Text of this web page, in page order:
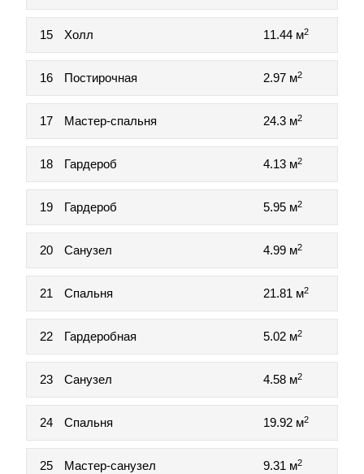
15 Холл 11.44 м2
16 Постирочная 2.97 м2
17 Мастер-спальня 24.3 м2
18 Гардероб 4.13 м2
19 Гардероб 5.95 м2
20 Санузел 4.99 м2
21 Спальня 21.81 м2
22 Гардеробная 5.02 м2
23 Санузел 4.58 м2
24 Спальня 19.92 м2
25 Мастер-санузел 9.31 м2